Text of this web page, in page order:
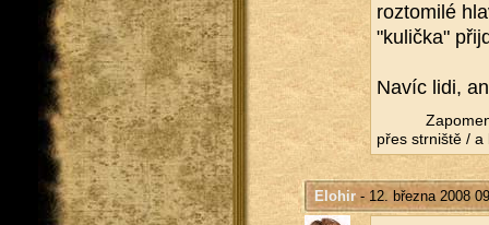
roz­to­mi­lé
"ku­lič­ka"
Navíc lidi,
přes str­niš­tě / a
Elohir- 12. března 2008